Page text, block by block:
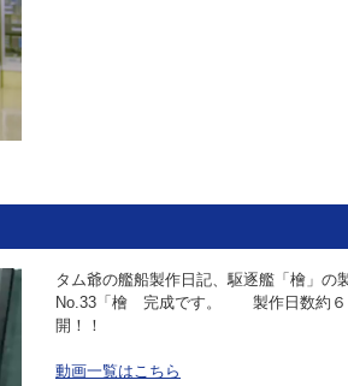
タム爺の艦船製作日記、駆逐艦「檜」の
No.33「檜 完成です。
製作日数約
開！！
動画一覧はこちら